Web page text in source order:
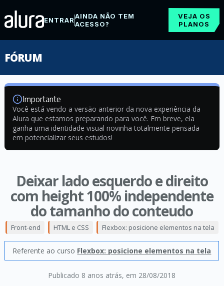
ENTRARAINDA NÃO TEM
ACESSO?
VEJA OS
PLANOS
FÓRUM
Importante
Você está vendo a versão anterior da nova experiência da
Alura que estamos preparando para você. Em breve, ela
ganha uma identidade visual novinha totalmente pensada
em potencializar seus estudos!
Deixar lado esquerdo e direito
com height 100% independente
do tamanho do conteudo
Publicado 8 anos atrás, em 28/08/2018
Front-end HTML e CSS Flexbox: posicione elementos na tela
Referente ao curso Flexbox: posicione elementos na tela